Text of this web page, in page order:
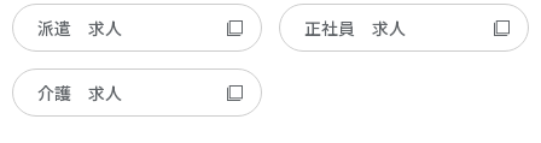
派遣 求人 正社員 求人
介護 求人